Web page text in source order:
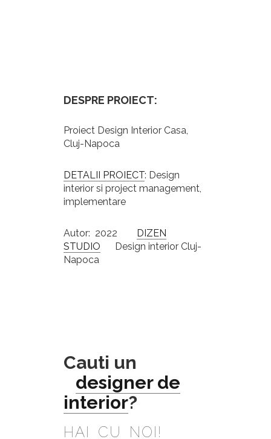
DESPRE PROIECT:
Proiect Design Interior Casa,
Cluj-Napoca
DETALII PROIECT: Design
interior si project management,
implementare
Autor: 2022 DIZEN
STUDIO Design interior Cluj-
Napoca
Cauti un
designer de
interior?
HAI CU NOI!